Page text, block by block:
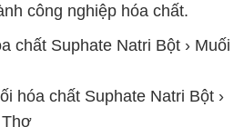
công nghiệp hóa chất.
chất Suphate Natri Bột › Muối
hóa chất Suphate Natri Bột ›
Thơ